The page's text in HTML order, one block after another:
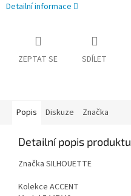
Detailní informace
ZEPTAT SE SDÍLET
Popis Diskuze Značka
Detailní popis produktu
Značka SILHOUETTE
Kolekce ACCENT